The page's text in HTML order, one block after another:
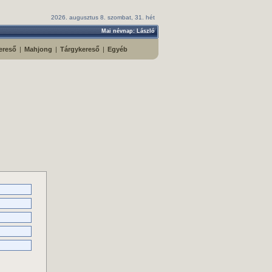
2026. augusztus 8. szombat, 31. hét
Mai névnap: László
| Mahjong | Tárgykereső | Egyéb